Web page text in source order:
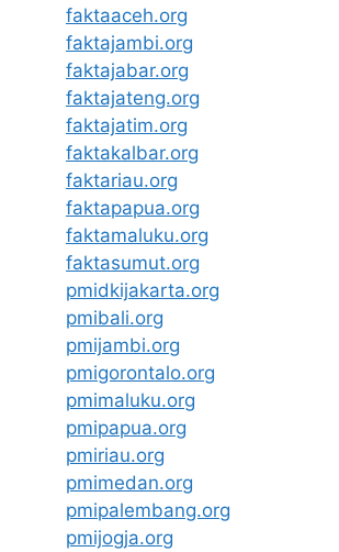
faktaaceh.org
faktajambi.org
faktajabar.org
faktajateng.org
faktajatim.org
faktakalbar.org
faktariau.org
faktapapua.org
faktamaluku.org
faktasumut.org
pmidkijakarta.org
pmibali.org
pmijambi.org
pmigorontalo.org
pmimaluku.org
pmipapua.org
pmiriau.org
pmimedan.org
pmipalembang.org
pmijogja.org